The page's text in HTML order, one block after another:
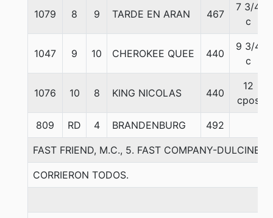
1079 8 9 TARDE EN ARAN 467
7 3/4
c
1047 9 10 CHEROKEE QUEE 440
9 3/4
c
1076 10 8 KING NICOLAS 440
12
cpos
809 RD 4 BRANDENBURG 492
FAST FRIEND, M.C., 5. FAST COMPANY-
CORRIERON TODOS.